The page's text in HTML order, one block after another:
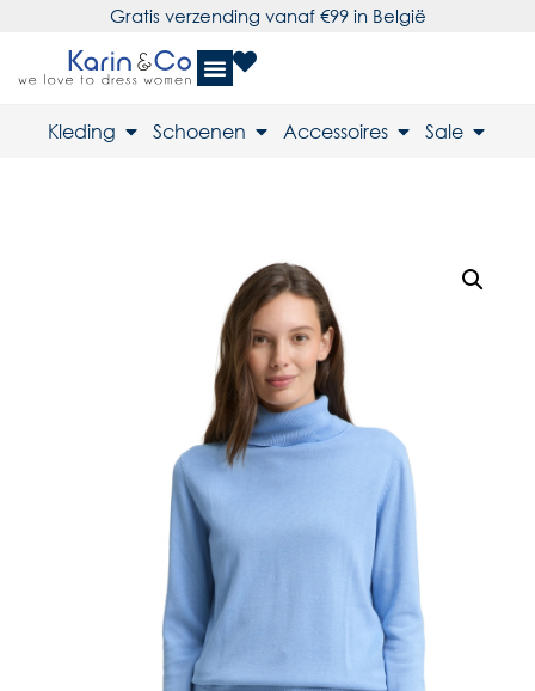
Gratis verzending vanaf €99 in België
Kleding Schoenen Accessoires Sale